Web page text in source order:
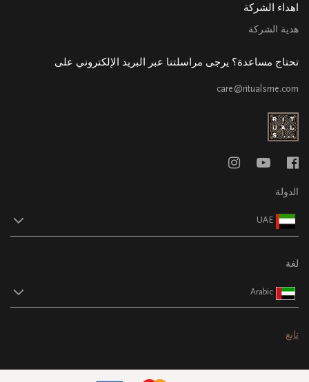
اهداء الشركة
هدية الشركة
تحتاج مساعدة؟ يرجى مراسلتنا عبر البريد الإلكتروني على
care@ritualsme.com
الدولة
UAE
لغة
Arabic
تابع